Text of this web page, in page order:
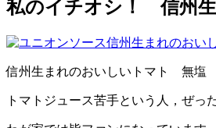
私のイチオシ！ 信州
信州生まれのおいしいトマト 無塩
トマトジュース苦手という人，ぜっ